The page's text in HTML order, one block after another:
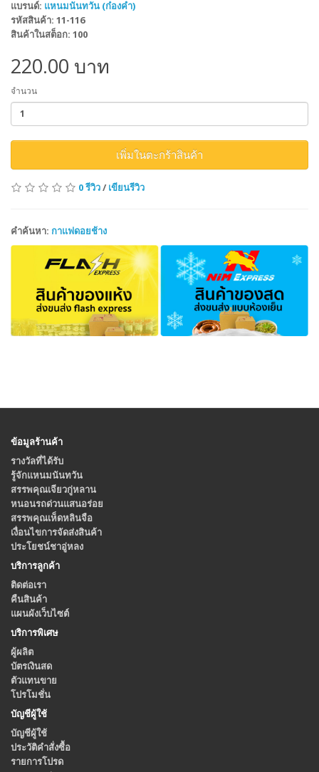
แบรนด์: แหนมนันทวัน (ก๋องคำ)
รหัสสินค้า: 11-116
สินค้าในสต็อก: 100
220.00 บาท
จำนวน
เพิ่มในตะกร้าสินค้า
0 รีวิว/ เขียนรีวิว
คำค้นหา: กาแฟดอยช้าง
ข้อมูลร้านค้า
รางวัลที่ได้รับ
รู้จักแหนมนันทวัน
สรรพคุณเจียวกู่หลาน
หนอนรถด่วนแสนอร่อย
สรรพคุณเห็ดหลินจือ
เงื่อนไขการจัดส่งสินค้า
ประโยชน์ชาอู่หลง
บริการลูกค้า
ติดต่อเรา
คืนสินค้า
แผนผังเว็บไซต์
บริการพิเศษ
ผู้ผลิต
บัตรเงินสด
ตัวแทนขาย
โปรโมชั่น
บัญชีผู้ใช้
บัญชีผู้ใช้
ประวัติคำสั่งซื้อ
รายการโปรด